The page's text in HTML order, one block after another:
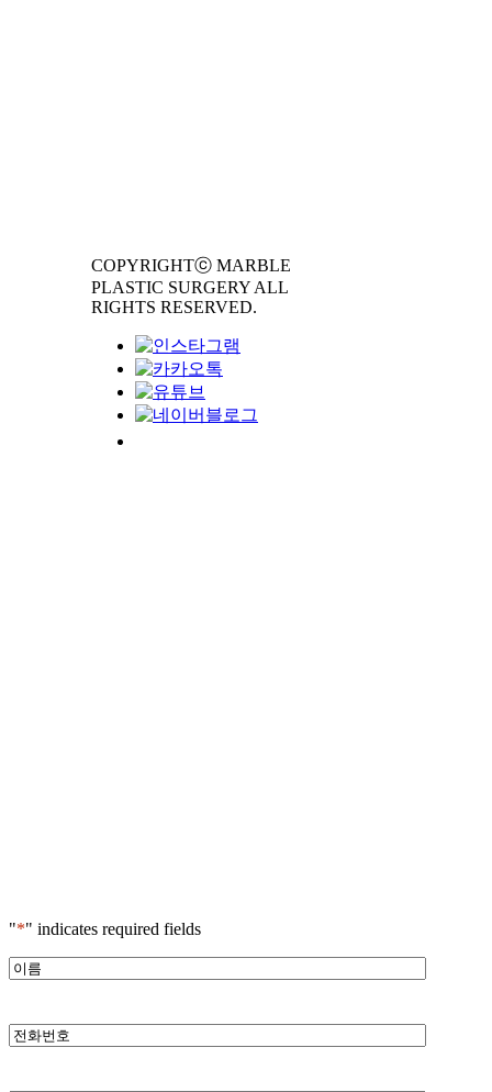
COPYRIGHTⓒ MARBLE
PLASTIC SURGERY ALL
RIGHTS RESERVED.
"*" indicates required fields
이*
전*